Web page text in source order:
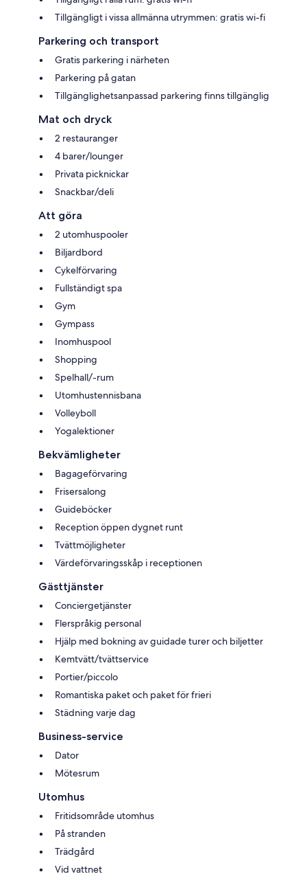
Tillgängligt i vissa allmänna utrymmen: gratis wi-fi
Parkering och transport
Gratis parkering i närheten
Parkering på gatan
Tillgänglighetsanpassad parkering finns tillgänglig
Mat och dryck
2 restauranger
4 barer/lounger
Privata picknickar
Snackbar/deli
Att göra
2 utomhuspooler
Biljardbord
Cykelförvaring
Fullständigt spa
Gym
Gympass
Inomhuspool
Shopping
Spelhall/-rum
Utomhustennisbana
Volleyboll
Yogalektioner
Bekvämligheter
Bagageförvaring
Frisersalong
Guideböcker
Reception öppen dygnet runt
Tvättmöjligheter
Värdeförvaringsskåp i receptionen
Gästtjänster
Conciergetjänster
Flerspråkig personal
Hjälp med bokning av guidade turer och biljetter
Kemtvätt/tvättservice
Portier/piccolo
Romantiska paket och paket för frieri
Städning varje dag
Business-service
Dator
Mötesrum
Utomhus
Fritidsområde utomhus
På stranden
Trädgård
Vid vattnet